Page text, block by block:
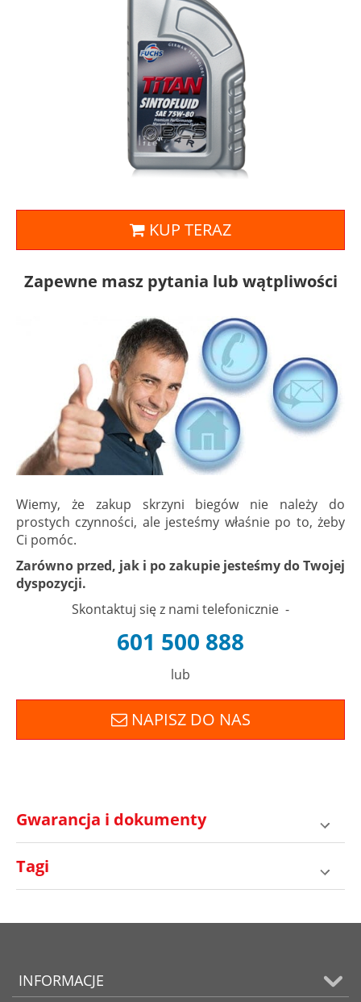
KUP TERAZ
Zapewne masz pytania lub wątpliwości
Wiemy, że zakup skrzyni biegów nie należy do
prostych czynności, ale jesteśmy właśnie po to, żeby
Ci pomóc.
Zarówno przed, jak i po zakupie jesteśmy do Twojej
dyspozycji.
Skontaktuj się z nami telefonicznie -
601 500 888
lub
NAPISZ DO NAS
Gwarancja i dokumenty
Tagi
INFORMACJE